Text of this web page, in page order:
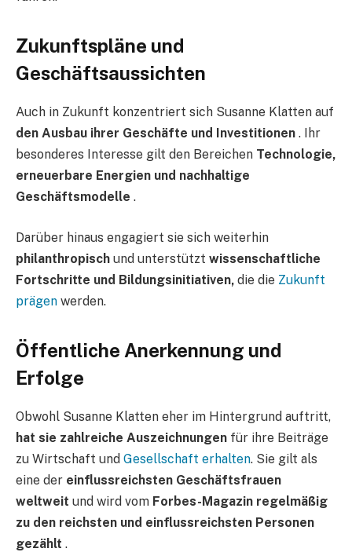
Zukunftspläne und
Geschäftsaussichten
Auch in Zukunft konzentriert sich Susanne Klatten auf
den Ausbau ihrer Geschäfte und Investitionen . Ihr
besonderes Interesse gilt den Bereichen Technologie,
erneuerbare Energien und nachhaltige
Geschäftsmodelle .
Darüber hinaus engagiert sie sich weiterhin
philanthropisch und unterstützt wissenschaftliche
Fortschritte und Bildungsinitiativen, die die Zukunft
prägen werden.
Öffentliche Anerkennung und
Erfolge
Obwohl Susanne Klatten eher im Hintergrund auftritt,
hat sie zahlreiche Auszeichnungen für ihre Beiträge
zu Wirtschaft und Gesellschaft erhalten. Sie gilt als
eine der einflussreichsten Geschäftsfrauen
weltweit und wird vom Forbes-Magazin regelmäßig
zu den reichsten und einflussreichsten Personen
gezählt .